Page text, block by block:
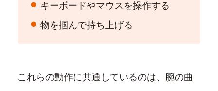
キーボードやマウスを操作する
物を掴んで持ち上げる
これらの動作に共通しているのは、腕の曲